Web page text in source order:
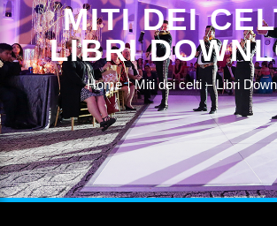
MITI DEI
LIBRI
Home Miti dei celti – Libri